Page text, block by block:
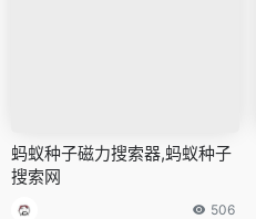
蚂蚁种子磁力搜索器,蚂蚁种子
搜索网
506